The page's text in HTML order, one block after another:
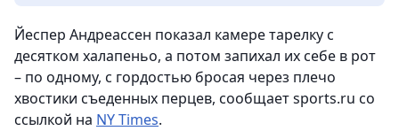
Йеспер Андреассен показал камере тарелку с
десятком халапеньо, а потом запихал их себе в рот
– по одному, с гордостью бросая через плечо
хвостики съеденных перцев, сообщает sports.ru со
ссылкой на NY Times.